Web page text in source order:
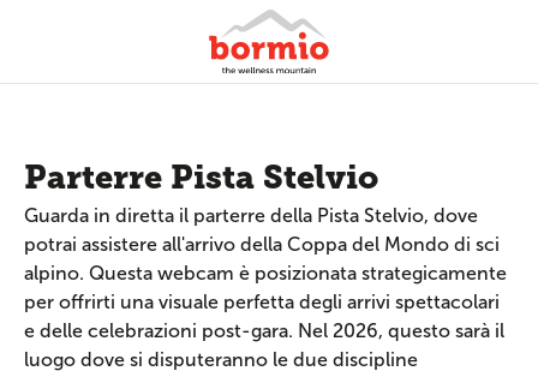
Parterre Pista Stelvio
Guarda in diretta il parterre della Pista Stelvio, dove
potrai assistere all'arrivo della Coppa del Mondo di sci
alpino. Questa webcam è posizionata strategicamente
per offrirti una visuale perfetta degli arrivi spettacolari
e delle celebrazioni post-gara. Nel 2026, questo sarà il
luogo dove si disputeranno le due discipline